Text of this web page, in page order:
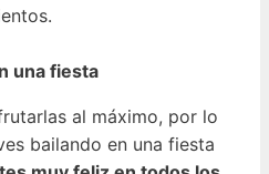
una fiesta
al máximo, por lo
bailando en una fiesta